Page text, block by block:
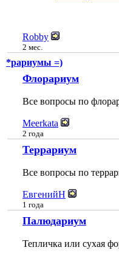
Robby
2 мес.
*рариумы =)
Флорариум
Все вопросы по
Meerkata
2 года
Террариум
Все вопросы по
ЕвгенийН
1 года
Палюдариум
Тепличка или сухая